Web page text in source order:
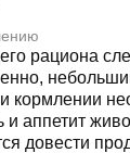
рациона
кормлении
и аппетит
довести